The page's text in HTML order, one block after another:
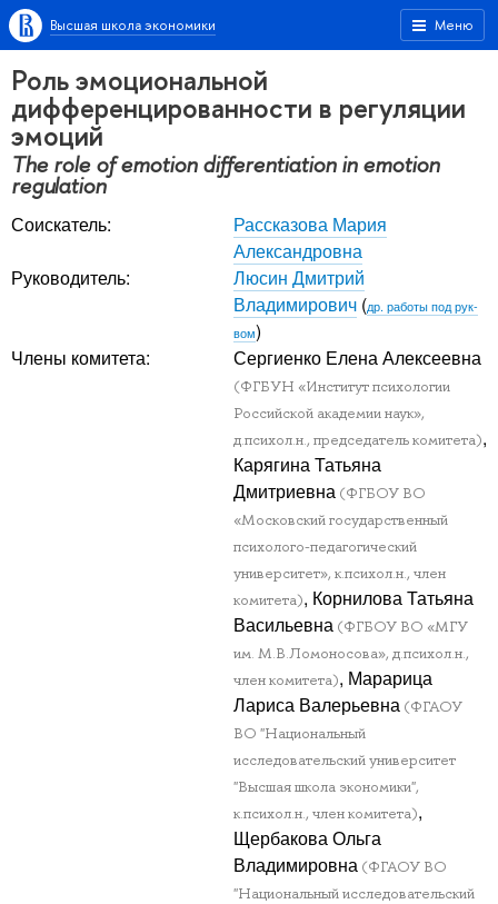
Меню
Высшая школа экономики
Роль эмоциональной
дифференцированности в регуляции
эмоций
The role of emotion differentiation in emotion
regulation
Соискатель:
Рассказова Мария
Александровна
Руководитель:
Люсин Дмитрий
Владимирович (др. работы под рук-
вом)
Члены комитета:
Сергиенко Елена Алексеевна
(ФГБУН «Институт психологии
Российской академии наук»,
д.психол.н., председатель комитета),
Карягина Татьяна
Дмитриевна (ФГБОУ ВО
«Московский государственный
психолого-педагогический
университет», к.психол.н., член
комитета), Корнилова Татьяна
Васильевна (ФГБОУ ВО «МГУ
им. М.В.Ломоносова», д.психол.н.,
член комитета), Марарица
Лариса Валерьевна (ФГАОУ
ВО "Национальный
исследовательский университет
"Высшая школа экономики",
к.психол.н., член комитета),
Щербакова Ольга
Владимировна (ФГАОУ ВО
"Национальный исследовательский